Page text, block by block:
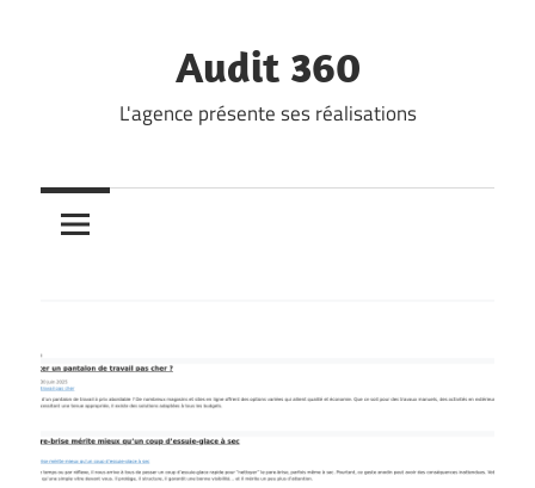
Audit 360
L'agence présente ses réalisations